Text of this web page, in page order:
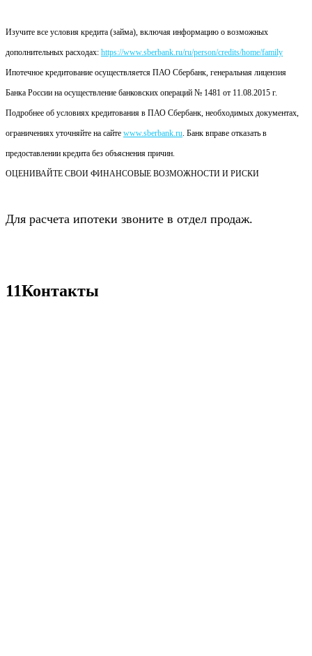
Изучите все условия кредита (займа), включая информацию о возможных
дополнительных расходах: https://www.sberbank.ru/ru/person/credits/home/family
Ипотечное кредитование осуществляется ПАО Сбербанк, генеральная лицензия
Банка России на осуществление банковских операций № 1481 от 11.08.2015 г.
Подробнее об условиях кредитования в ПАО Сбербанк, необходимых документах,
ограничениях уточняйте на сайте www.sberbank.ru. Банк вправе отказать в
предоставлении кредита без объяснения причин.
ОЦЕНИВАЙТЕ СВОИ ФИНАНСОВЫЕ ВОЗМОЖНОСТИ И РИСКИ
Для расчета ипотеки звоните в отдел продаж.
11Контакты